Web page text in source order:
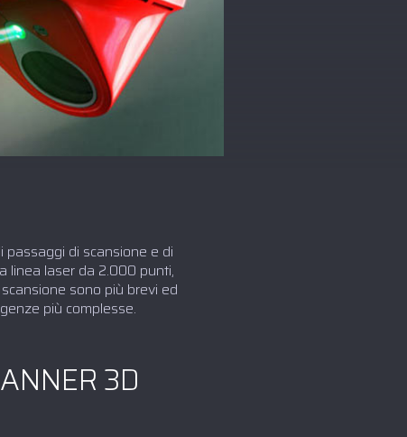
di scansione e di
linea laser da 2.000 punti,
sono più brevi ed
più complesse.
3D